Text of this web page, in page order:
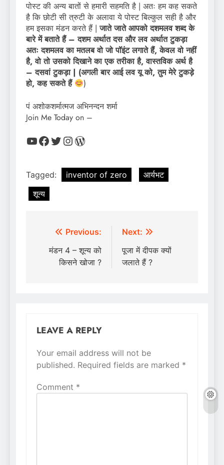
पोस्ट की अन्य बातों से हमारी सहमति है | अतः हम कह सकते
है कि छोटी सी त्रुटी के अलावा ये पोस्ट बिल्कुल सही है और
हम इसका मंडन करते हैं |जाते जाते आपको दशमलव शब्द के
बारे में बताते हैं – दशम अर्थात दस और लव अर्थात टुकड़ा
अतः दशमलव का मतलब वो जो पॉइंट लगाते हैं, केवल वो नहीं
है, वो तो उसको दिखाने का एक तरीका है, वास्तविक अर्थ है
– दसवां टुकड़ा | (अगली बार आई लव यू को, तुम मेरे टुकड़े
हो, कह सकते हैं
)
पं अशोकशर्मात्मज अभिनन्दन शर्मा
Join Me Today on –
YouTube
Facebook
Twitter
Instagram
WordPress
Tagged: inventor of zero
आर्यभट
शून्य
Post
navigation
Previous:
मंडन 4 – शून्य को
किसने खोजा ?
Next:
पूजा में दीपक क्यों
जलाते हैं ?
LEAVE A REPLY
Your email address will not be
published. Required fields are marked *
Comment *
Alternative: